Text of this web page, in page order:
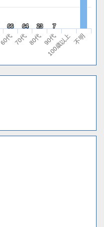
66
66 64
64 23
23 7
7
60代70代80代 90代
100歳以上 不明